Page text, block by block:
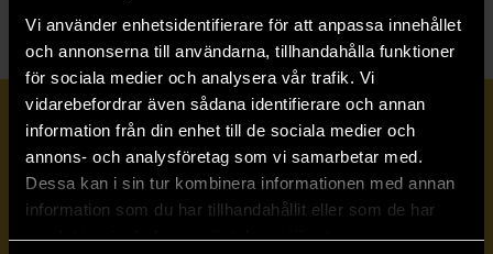
Vi använder enhetsidentifierare för att anpassa innehållet
och annonserna till användarna, tillhandahålla funktioner
för sociala medier och analysera vår trafik. Vi
vidarebefordrar även sådana identifierare och annan
information från din enhet till de sociala medier och
annons- och analysföretag som vi samarbetar med.
Dessa kan i sin tur kombinera informationen med annan
information som du har tillhandahållit eller som de har
samlat in när du har använt deras tjänster.
Prenumerera på vårt nyhetsbrev
Veckobrevet